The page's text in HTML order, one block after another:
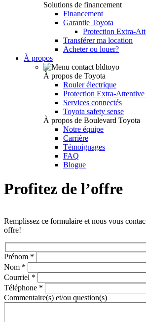
Solutions de financement
Financement
Garantie Toyota
Protection Extra-
Transférer ma location
Acheter ou louer?
À propos
À propos de Toyota
Rouler électrique
Protection Extra-
Services connectés
Toyota safety sense
À propos de Boulevard Toyota
Notre équipe
Carrière
Témoignages
FAQ
Blogue
Profitez de l’offre
Remplissez ce formulaire et nous vous
offre!
Prénom *
Nom *
Courriel *
Téléphone *
Commentaire(s) et/ou question(s)